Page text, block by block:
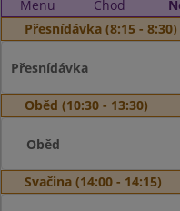
Menu Chod
Přesnídávka (8:15 - 8:30)
Přesnídávka
Oběd (10:30 - 13:30)
Oběd
Svačina (14:00 - 14:15)